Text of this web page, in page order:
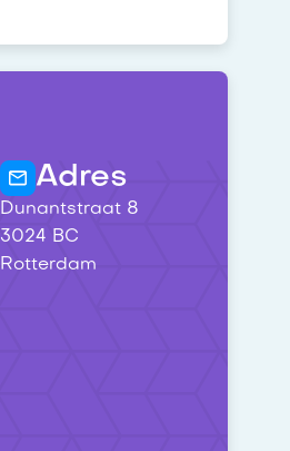
Adres
Dunantstraat 8
3024 BC
Rotterdam